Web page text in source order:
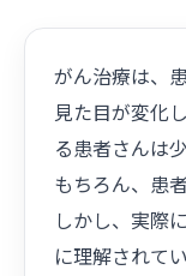
がん治療は、
見た目が変化
る患者さんは
もちろん、患
しかし、実際
に理解されて